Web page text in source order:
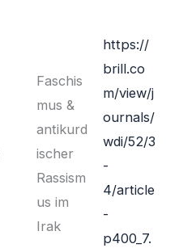
Faschis
mus &
antikurd
ischer
Rassism
us im
Irak
https://
brill.co
m/view/j
ournals/
wdi/52/3
-
4/article
-
p400_7.